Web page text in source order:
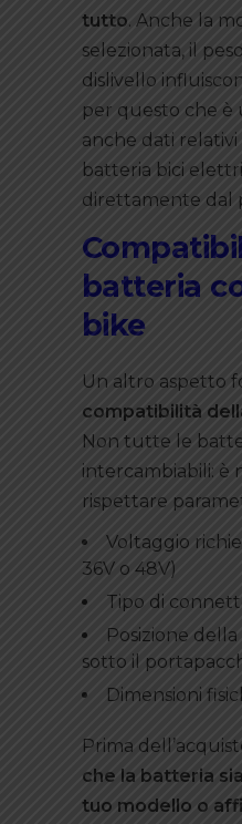
tutto. Anche la
selezionata, il
dislivello
per questo che
anche dati
batteria bici
direttamente dal
batteria
bike
Un altro aspetto
compatibilità
Non tutte le
intercambiabili: è
rispettare
Voltaggio
36V o 48V)
Tipo di
Posizione
sotto il
Dimensioni
Prima
che la batteria
tuo modello o